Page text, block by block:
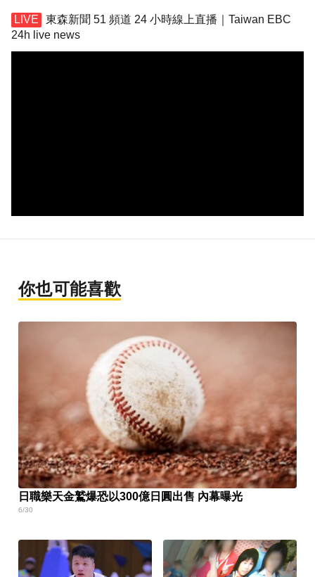
東森新聞 51 頻道 24 小時線上直播｜Taiwan EBC
24h live news
你也可能喜歡
日職樂天金鷲爆恐以300億日圓出售 內幕曝光
6/30